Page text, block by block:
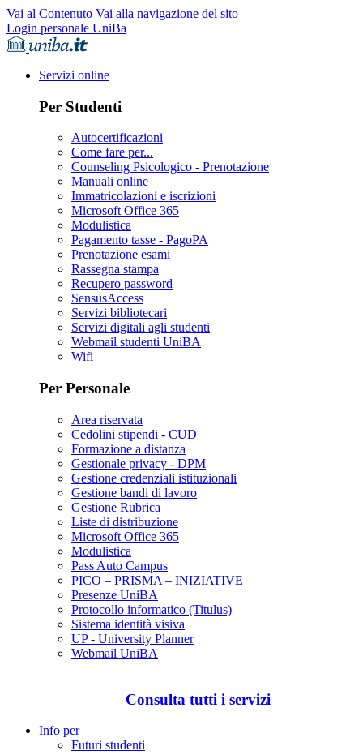
Vai al Contenuto Vai alla navigazione del sito
Login personale UniBa
Servizi online
Per Studenti
Autocertificazioni
Come fare per...
Counseling Psicologico - Prenotazione
Manuali online
Immatricolazioni e iscrizioni
Microsoft Office 365
Modulistica
Pagamento tasse - PagoPA
Prenotazione esami
Rassegna stampa
Recupero password
SensusAccess
Servizi bibliotecari
Servizi digitali agli studenti
Webmail studenti UniBA
Wifi
Per Personale
Area riservata
Cedolini stipendi - CUD
Formazione a distanza
Gestionale privacy - DPM
Gestione credenziali istituzionali
Gestione bandi di lavoro
Gestione Rubrica
Liste di distribuzione
Microsoft Office 365
Modulistica
Pass Auto Campus
PICO – PRISMA – INIZIATIVE
Presenze UniBA
Protocollo informatico (Titulus)
Sistema identità visiva
UP - University Planner
Webmail UniBA
Consulta tutti i servizi
Info per
Futuri studenti